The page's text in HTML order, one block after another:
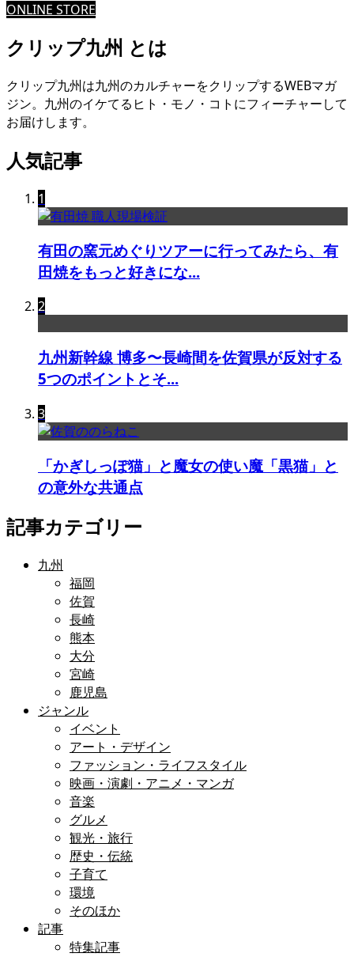
ONLINE STORE
クリップ九州 とは
クリップ九州は九州のカルチャーをクリップするWEBマガ
ジン。九州のイケてるヒト・モノ・コトにフィーチャーして
お届けします。
人気記事
1
有田の窯元めぐりツアーに行ってみたら、有
田焼をもっと好きにな...
2
九州新幹線 博多〜長崎間を佐賀県が反対する
5つのポイントとそ...
3
「かぎしっぽ猫」と魔女の使い魔「黒猫」と
の意外な共通点
記事カテゴリー
九州
福岡
佐賀
長崎
熊本
大分
宮崎
鹿児島
ジャンル
イベント
アート・デザイン
ファッション・ライフスタイル
映画・演劇・アニメ・マンガ
音楽
グルメ
観光・旅行
歴史・伝統
子育て
環境
そのほか
記事
特集記事